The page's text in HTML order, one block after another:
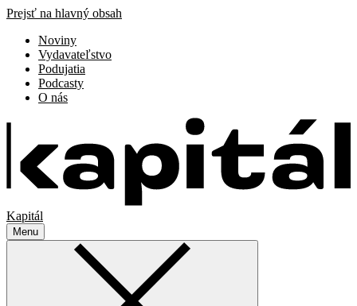
Prejsť na hlavný obsah
Noviny
Vydavateľstvo
Podujatia
Podcasty
O nás
Kapitál
Menu